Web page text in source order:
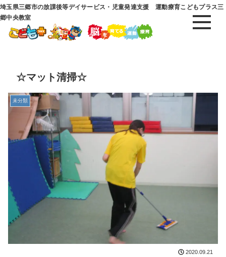
埼玉県三郷市の放課後等デイサービス・児童発達支援 運動療育こどもプラス三
郷中央教室
☆マット清掃☆
未分類
2020.09.21